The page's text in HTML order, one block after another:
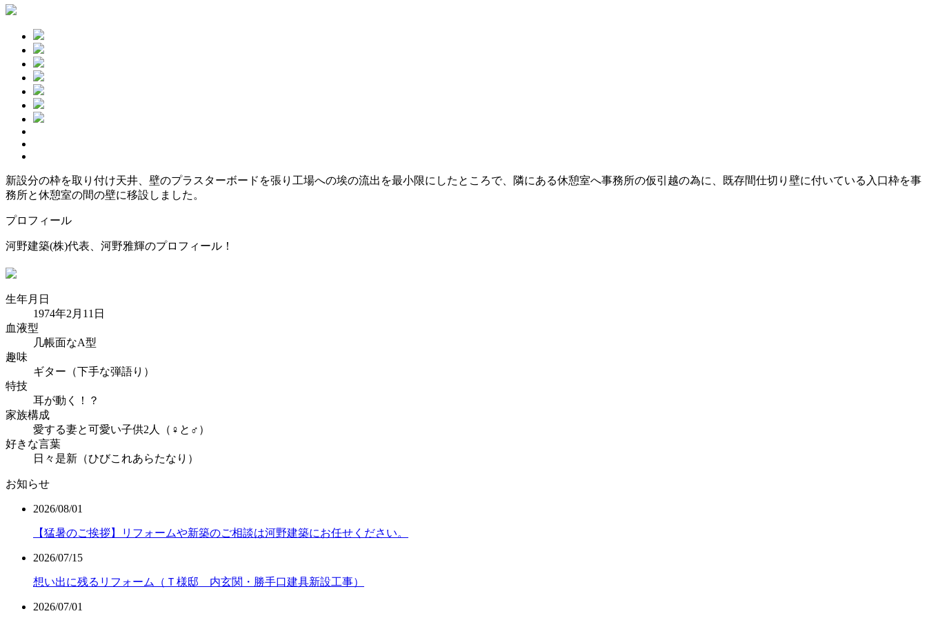
新設分の枠を取り付け天井、壁のプラスターボードを張り工場への埃の流出を最小限にしたところで、隣にある休憩室へ事務所の仮引越の為に、既存間仕切り壁に付いている入口枠を事
務所と休憩室の間の壁に移設しました。
プロフィール
河野建築(株)代表、河野雅輝のプロフィール！
生年月日
1974年2月11日
血液型
几帳面なA型
趣味
ギター（下手な弾語り）
特技
耳が動く！？
家族構成
愛する妻と可愛い子供2人（♀と♂）
好きな言葉
日々是新（ひびこれあらたなり）
お知らせ
2026/08/01
【猛暑のご挨拶】リフォームや新築のご相談は河野建築にお任せください。
2026/07/15
想い出に残るリフォーム（Ｔ様邸 内玄関・勝手口建具新設工事）
2026/07/01